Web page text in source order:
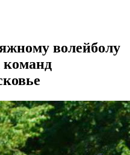
волейболу
команд